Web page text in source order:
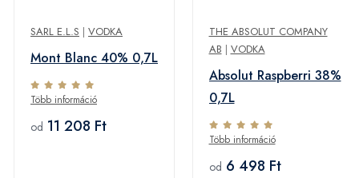
SARL E.L.S | VODKA
Mont Blanc 40% 0,7L
Több információ
od 11 208 Ft
THE ABSOLUT COMPANY
AB | VODKA
Absolut Raspberri 38%
0,7L
Több információ
od 6 498 Ft